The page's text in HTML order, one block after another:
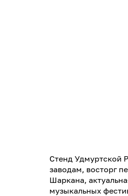
Стенд Удмуртской
заводам, восторг
Шаркана,
музыкальных